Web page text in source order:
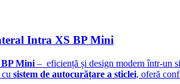
Intra XS BP Mini
Mini – eficiență și design modern într-un
sistem de autocurățare a sticlei, oferă